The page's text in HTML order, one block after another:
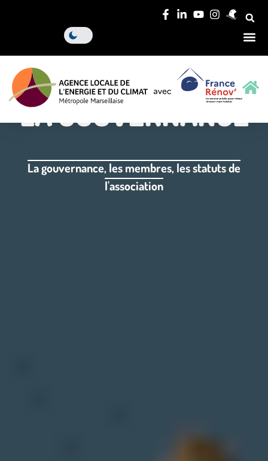
LA GOUVERNANCE
La gouvernance, les membres, les statuts de
l'association